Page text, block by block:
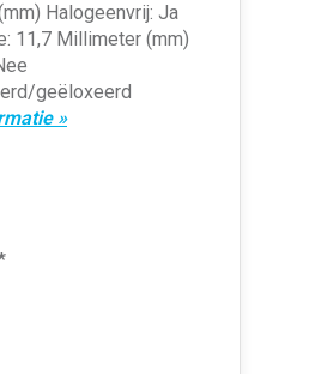
Halogeenvrij: Ja
11,7 Millimeter (mm)
geëloxeerd
»